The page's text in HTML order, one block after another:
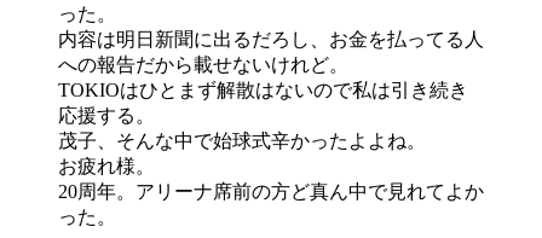
った。
内容は明日新聞に出るだろし、お金を払ってる人
への報告だから載せないけれど。
TOKIOはひとまず解散はないので私は引き続き
応援する。
茂子、そんな中で始球式辛かったよよね。
お疲れ様。
20周年。アリーナ席前の方ど真ん中で見れてよか
った。